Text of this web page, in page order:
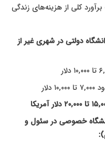
کلی از هزینه‌های زندگی
دولتی در شهری غیر از
دلار
خصوصی در سئول و